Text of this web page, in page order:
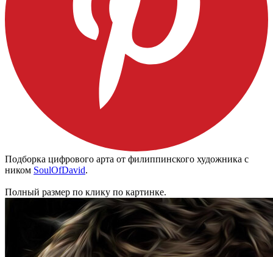
Подборка цифрового арта от филиппинского художника с
ником SoulOfDavid.
Полный размер по клику по картинке.